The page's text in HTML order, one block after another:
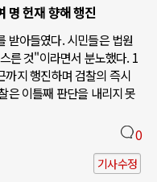
명 헌재 향해 행진
받아들였다. 시민들은 법원
른 것"이라면서 분노했다. 1
까지 행진하며 검찰의 즉시
은 이틀째 판단을 내리지 못
0
기사수정